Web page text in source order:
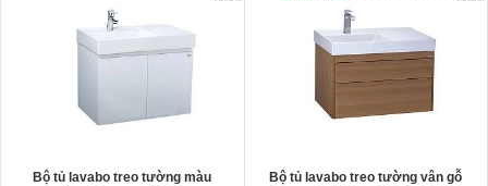
Bộ tủ lavabo treo tường màu trắng
Caesar LF5382- EH05382AV
thiết kế đầy cảm hứng và sáng tạo
theo phong cách tối giản hiện đại.
: 500x800x100 mm.
Bộ tủ lavabo treo tường màu
Caesar LF5382-
EH05382DWV đ
ược thiết kế đầy
cảm hứng và sáng tạo theo phong
cách tối giản hiện đại. Thể hiện chất
lượng thẩm mỹ của không gian
Bộ tủ lavabo treo tường vân gỗ